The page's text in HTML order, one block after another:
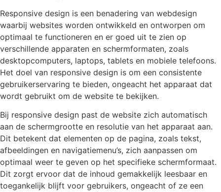
Responsive design is een benadering van webdesign
waarbij websites worden ontwikkeld en ontworpen om
optimaal te functioneren en er goed uit te zien op
verschillende apparaten en schermformaten, zoals
desktopcomputers, laptops, tablets en mobiele telefoons.
Het doel van responsive design is om een consistente
gebruikerservaring te bieden, ongeacht het apparaat dat
wordt gebruikt om de website te bekijken.
Bij responsive design past de website zich automatisch
aan de schermgrootte en resolutie van het apparaat aan.
Dit betekent dat elementen op de pagina, zoals tekst,
afbeeldingen en navigatiemenu’s, zich aanpassen om
optimaal weer te geven op het specifieke schermformaat.
Dit zorgt ervoor dat de inhoud gemakkelijk leesbaar en
toegankelijk blijft voor gebruikers, ongeacht of ze een